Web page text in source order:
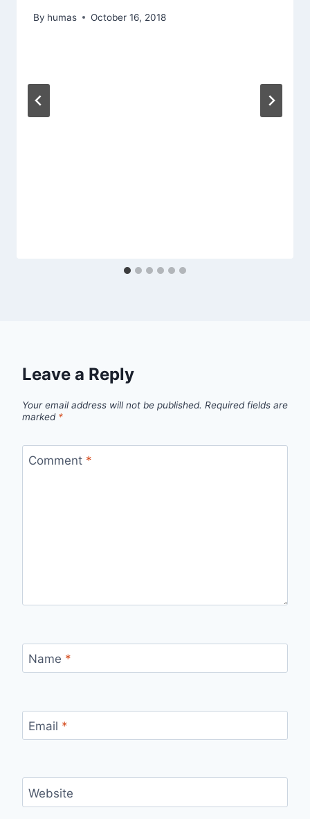
By humas October 16, 2018
Leave a Reply
Your email address will not be published. Required fields are
marked *
Comment *
Name *
Email *
Website